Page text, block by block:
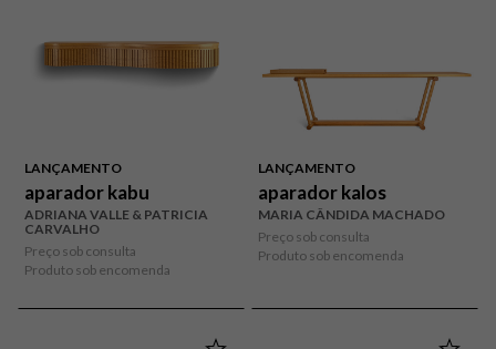
LANÇAMENTO
aparador kabu
ADRIANA VALLE & PATRICIA
CARVALHO
Preço sob consulta
Produto sob encomenda
LANÇAMENTO
aparador kalos
MARIA CÂNDIDA MACHADO
Preço sob consulta
Produto sob encomenda